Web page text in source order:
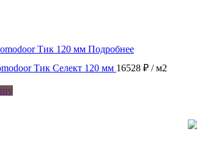
Подробнее
Тик Селект 120 мм 16528 ₽ / м2